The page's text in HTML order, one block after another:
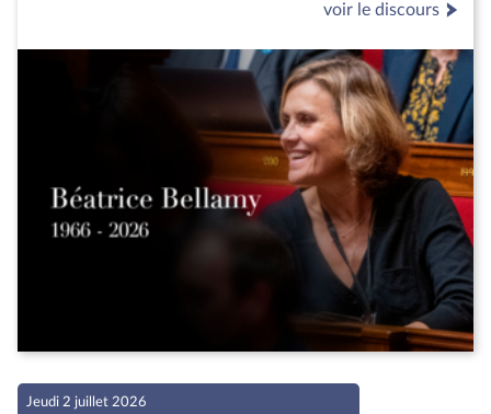
voir le discours
Jeudi 2 juillet 2026